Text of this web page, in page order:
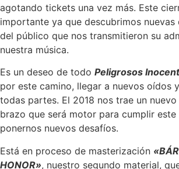
agotando tickets una vez más. Este
importante ya que descubrimos nuevas
del público que nos transmitieron su
nuestra música.
Es un deseo de todo Peligrosos
por este camino, llegar a nuevos oídos
todas partes. El 2018 nos trae un
brazo que será motor para cumplir
ponernos nuevos desafíos.
Está en proceso de masterización
HONOR», nuestro segundo material,